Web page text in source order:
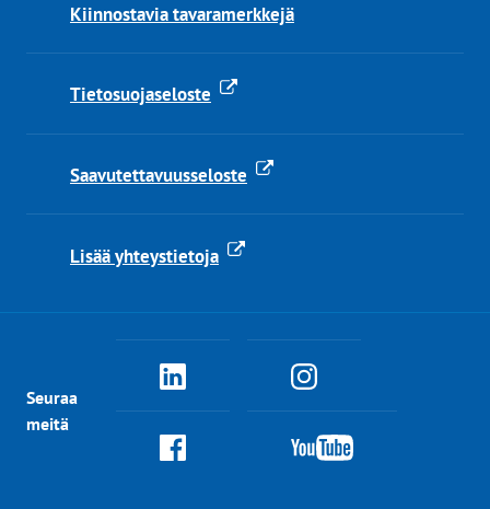
Kiinnostavia tavaramerkkejä
Tietosuojaseloste
Saavutettavuusseloste
Lisää yhteystietoja
Seuraa
meitä
PRH
PRH
PRH